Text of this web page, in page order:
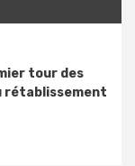
tour des
rétablissement